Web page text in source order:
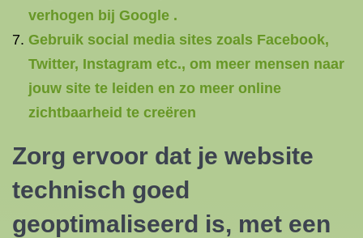
verhogen bij Google .
Gebruik social media sites zoals Facebook,
Twitter, Instagram etc., om meer mensen naar
jouw site te leiden en zo meer online
zichtbaarheid te creëren
Zorg ervoor dat je website
technisch goed
geoptimaliseerd is, met een